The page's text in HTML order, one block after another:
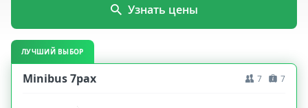
Узнать цены
ЛУЧШИЙ ВЫБОР
Minibus 7pax 7 7